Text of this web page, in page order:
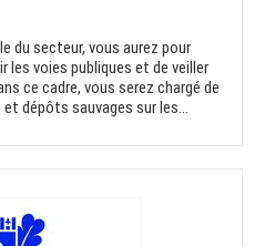
du secteur, vous aurez pour
les voies publiques et de veiller
ce cadre, vous serez chargé de
dépôts sauvages sur les...